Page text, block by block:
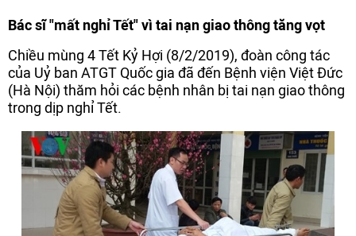
Bác sĩ "mất nghỉ Tết" vì tai nạn giao thông tăng vọt
Chiều mùng 4 Tết Kỷ Hợi (8/2/2019), đoàn công tác
của Uỷ ban ATGT Quốc gia đã đến Bệnh viện Việt Đức
(Hà Nội) thăm hỏi các bệnh nhân bị tai nạn giao thông
trong dịp nghỉ Tết.